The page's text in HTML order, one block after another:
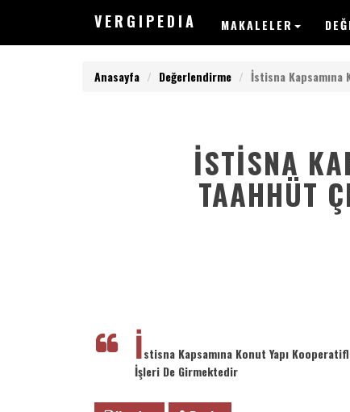
VERGIPEDIA MAKALELER
Anasayfa Değerlendirme İstisna Kapsamına
İSTISNA
TAAHHÜT
İstisna Kapsamına Konut Yapı
İşleri De Girmektedir